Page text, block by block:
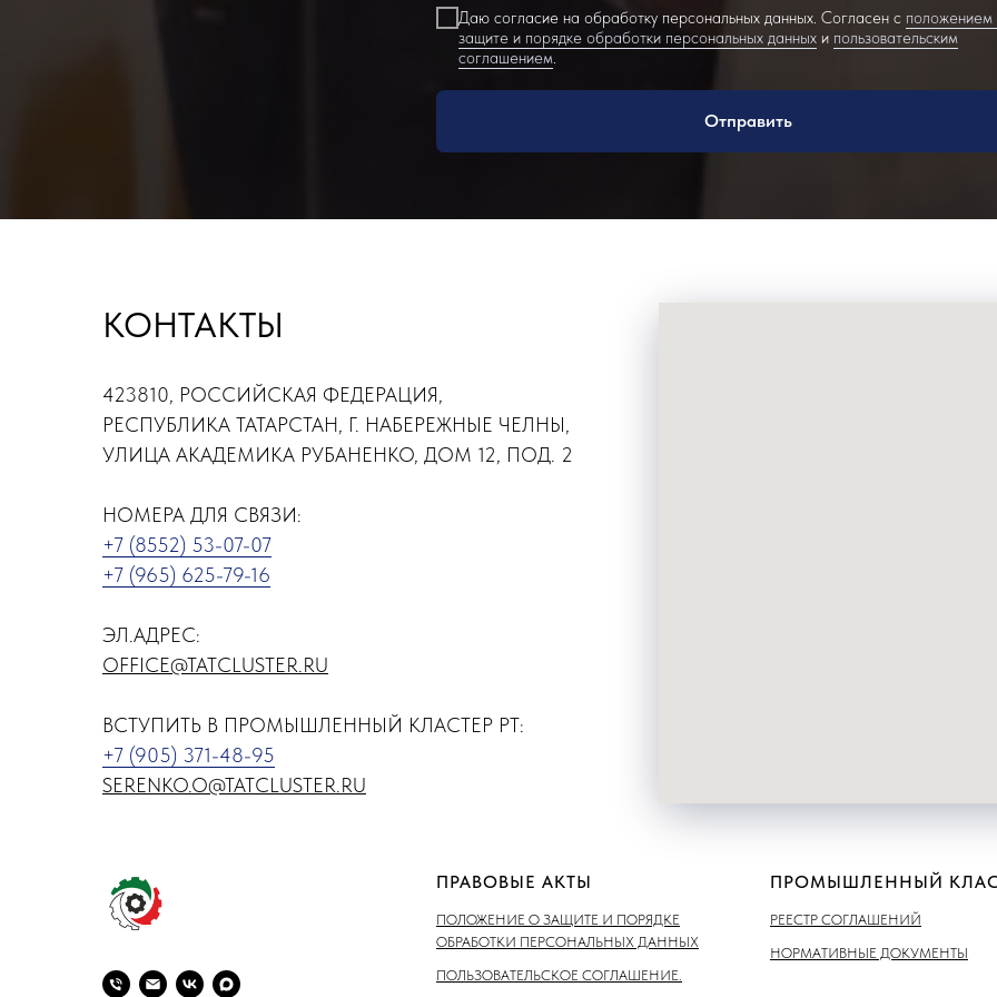
Даю согласие на обработку персональных данных. Согласен с положением
защите и порядке обработки персональных данных и пользовательским
соглашением.
Отправить
КОНТАКТЫ
423810, РОССИЙСКАЯ ФЕДЕРАЦИЯ,
РЕСПУБЛИКА ТАТАРСТАН, Г. НАБЕРЕЖНЫЕ ЧЕЛНЫ,
УЛИЦА АКАДЕМИКА РУБАНЕНКО, ДОМ 12, ПОД. 2
НОМЕРА ДЛЯ СВЯЗИ:
+7 (8552) 53-07-07
+7 (965) 625-79-16
ЭЛ.АДРЕС:
OFFICE@TATCLUSTER.RU
ВСТУПИТЬ В ПРОМЫШЛЕННЫЙ КЛАСТЕР РТ:
+7 (905) 371-48-95
SERENKO.O@TATCLUSTER.RU
ПРАВОВЫЕ АКТЫ
ПОЛОЖЕНИЕ О ЗАЩИТЕ И ПОРЯДКЕ
ОБРАБОТКИ ПЕРСОНАЛЬНЫХ ДАННЫХ
ПОЛЬЗОВАТЕЛЬСКОЕ СОГЛАШЕНИЕ.
ПРОМЫШЛЕННЫЙ
РЕЕСТР СОГЛАШЕНИЙ
НОРМАТИВНЫЕ ДОКУМЕНТЫ